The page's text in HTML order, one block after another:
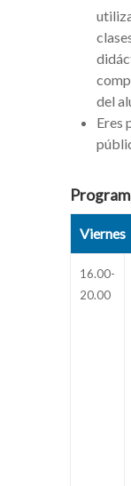
del
Eres
Viernes
16.00-
20.00